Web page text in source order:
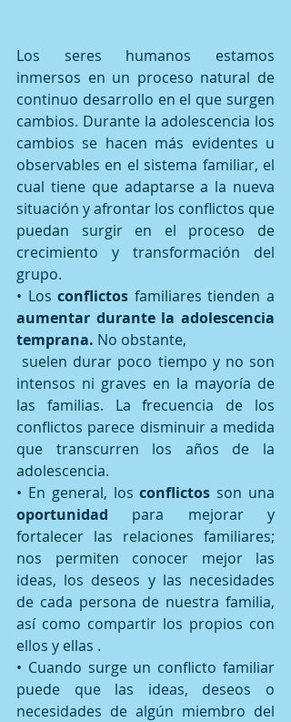
Los seres humanos estamos
inmersos en un proceso natural de
continuo desarrollo en el que surgen
cambios. Durante la adolescencia los
cambios se hacen más evidentes u
observables en el sistema familiar, el
cual tiene que adaptarse a la nueva
situación y afrontar los conflictos que
puedan surgir en el proceso de
crecimiento y transformación del
grupo.
• Los conflictos
aumentar durante la adolescencia
temprana. No obstante,
intensos ni graves en la mayoría de
las familias. La frecuencia de los
conflictos parece disminuir a medida
que transcurren los años de la
adolescencia.
• En general, los conflictos
oportunidad para mejorar y
fortalecer las relaciones familiares;
nos permiten conocer mejor las
ideas, los deseos y las necesidades
de cada persona de nuestra familia,
así como compartir los propios con
ellos y ellas .
• Cuando surge un conflicto familiar
puede que las ideas, deseos o
necesidades de algún miembro del